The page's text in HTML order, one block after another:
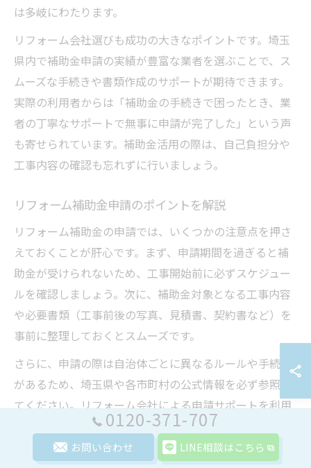
は多岐にわたります。
リフォーム会社選びも成功の大きなポイントです。埼玉
県内で補助金申請の実績が豊富な業者を選ぶことで、ス
ムーズな手続きや書類作成のサポートが期待できます。
実際の利用者からは「補助金の手続きで困ったとき、業
者の丁寧なサポートで無事に申請が完了した」という声
も寄せられています。補助金活用の際は、自己負担分や
工事内容の確認も忘れずに行いましょう。
リフォーム補助金申請のポイントを解説
リフォーム補助金の申請では、いくつかの注意点を押さ
えておくことが肝心です。まず、申請期間を過ぎると補
助金が受けられないため、工事開始前に必ずスケジュー
ルを確認しましょう。次に、補助金対象となる工事内容
や必要書類（工事前後の写真、見積書、契約書など）を
事前に整理しておくとスムーズです。
さらに、申請の際は自治体ごとに異なるルールや手続き
があるため、埼玉県や各市町村の公式情報を必ず参照し
てください。リフォーム会社による申請サポートを利用
することで、書類の漏れや不備を防ぐことができます。
実際に、「自分で申請したが不備で受理されなかった」
0120-371-707
お問い合わせ LINE相談はこちら